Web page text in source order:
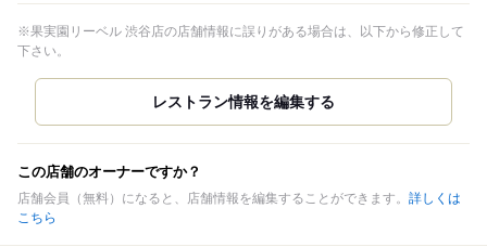
※果実園リーベル 渋谷店の店舗情報に誤りがある場合は、以下から修正して
下さい。
この店舗のオーナーですか？
店舗会員（無料）になると、店舗情報を編集することができます。 詳しくは
こちら